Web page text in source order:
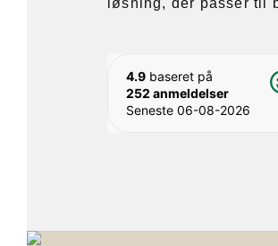
4.9 baseret på
252 anmeldelser
Seneste 06-08-2026